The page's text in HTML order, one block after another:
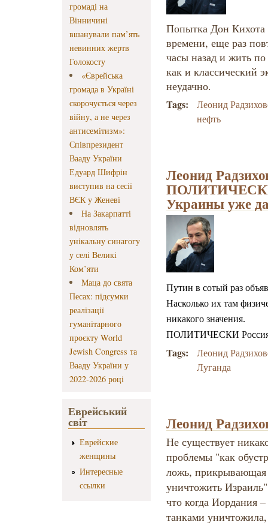
громаді на
Вінничині
вшанували пам’ять
невинних жертв
Голокосту
«Єврейська
громада в Україні
скорочується через
війну, а не через
антисемітизм»:
Співпрезидент
Вааду України
Едуард Шифрін
виступив на сесії
ВЄК у Женеві
На Закарпатті
відновлять
унікальну синагогу
у селі Великі
Ком’яти
Маца до свята
Песах: підсумки
реалізації
гуманітарного
проєкту World
Jewish Congress та
Вааду України у
2022-2026 році
Еврейський
світ
Еврейские
женщины
Интересные
ссылки
Попытка Дон Кихота
времени, еще раз
часы назад и жить
как и классический
неудачно.
Tags:
Леонид
нефть
Леонид
ПОЛИТИЧЕСКИ
Украины уже
Путин в сотый раз
Насколько их там
никакого значения.
ПОЛИТИЧЕСКИ Россия
Tags:
Леонид
Луганда
Леонид
Не существует
проблемы "как
ложь, прикрывающая
уничтожить
что когда Иордания
танками уничтожила,